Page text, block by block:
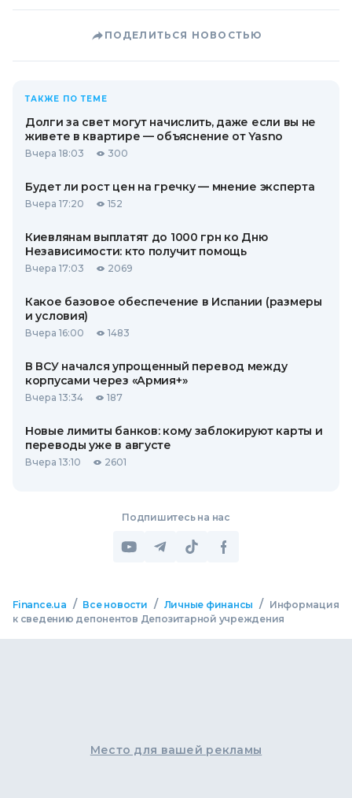
ПОДЕЛИТЬСЯ НОВОСТЬЮ
ТАКЖЕ ПО ТЕМЕ
Долги за свет могут начислить, даже если вы не
живете в квартире — объяснение от Yasno
Вчера 18:03 300
Будет ли рост цен на гречку — мнение эксперта
Вчера 17:20 152
Киевлянам выплатят до 1000 грн ко Дню
Независимости: кто получит помощь
Вчера 17:03 2069
Какое базовое обеспечение в Испании (размеры
и условия)
Вчера 16:00 1483
В ВСУ начался упрощенный перевод между
корпусами через «Армия+»
Вчера 13:34 187
Новые лимиты банков: кому заблокируют карты и
переводы уже в августе
Вчера 13:10 2601
Подпишитесь на нас
Finance.ua / Все новости / Личные финансы /
Информация
к сведению депонентов Депозитарной учреждения
Место для вашей рекламы